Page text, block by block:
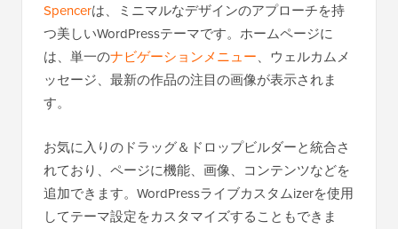
Spencerは、ミニマルなデザインのアプローチを持
つ美しいWordPressテーマです。ホームページに
は、単一のナビゲーションメニュー、ウェルカムメ
ッセージ、最新の作品の注目の画像が表示されま
す。
お気に入りのドラッグ＆ドロップビルダーと統合さ
れており、ページに機能、画像、コンテンツなどを
追加できます。WordPressライブカスタムizerを使用
してテーマ設定をカスタマイズすることもできま